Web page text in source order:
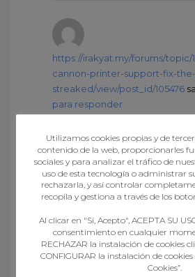
https://irakyat.my/forums/topic/
cannon-printer-support-fix-
streaked/view/post_id/105476
para responder
septiembre 1, 2024 at 5:08 pm
Zencortex review
Lottery defeater
says :Accede para
Lottery defeater
taxi vecindario 928
Utilizamos cookies propias y de
contenido de la web, proporcionarles
sociales y para analizar el tráfico de
uso de esta tecnología o administrar
rechazarla, y así controlar
recopila y gestiona a través de los
Al clicar en "Sí, Acepto", ACEPTA SU
consentimiento en cualquier
RECHAZAR la instalación de cookies
CONFIGURAR la instalación de
Cookies”.